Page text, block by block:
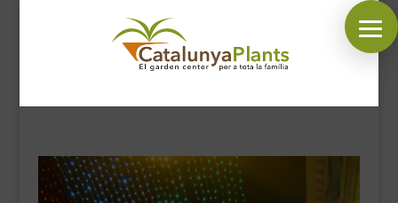
SÍGUENOS EN:
INICIO
PLANTAS